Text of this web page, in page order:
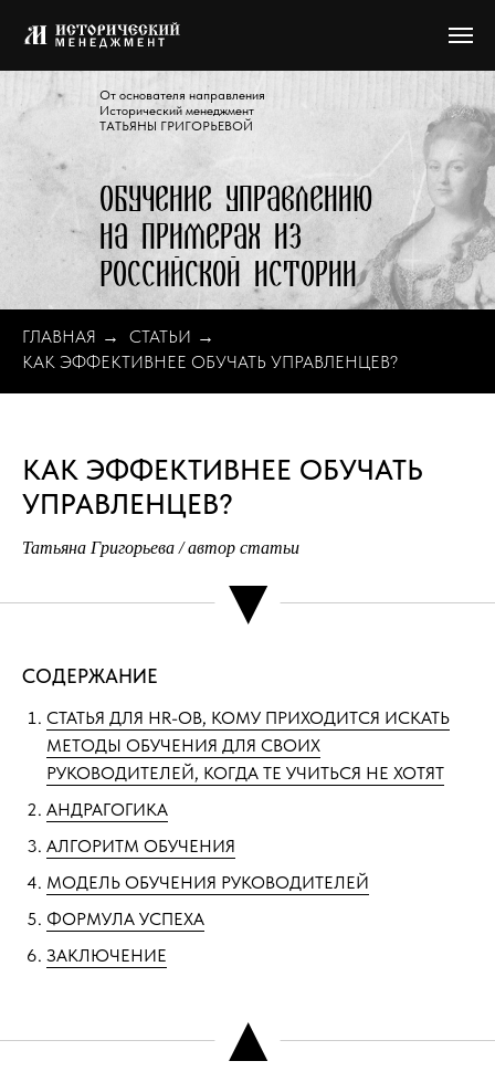
Обучение управлению
на примерах из
Российской истории
От основателя направления
Исторический менеджмент
ТАТЬЯНЫ ГРИГОРЬЕВОЙ
ГЛАВНАЯ → СТАТЬИ →
КАК ЭФФЕКТИВНЕЕ ОБУЧАТЬ УПРАВЛЕНЦЕВ?
КАК ЭФФЕКТИВНЕЕ ОБУЧАТЬ
УПРАВЛЕНЦЕВ?
Татьяна Григорьева / автор статьи
▼
СОДЕРЖАНИЕ
СТАТЬЯ ДЛЯ HR-ОВ, КОМУ ПРИХОДИТСЯ ИСКАТЬ
МЕТОДЫ ОБУЧЕНИЯ ДЛЯ СВОИХ
РУКОВОДИТЕЛЕЙ, КОГДА ТЕ УЧИТЬСЯ НЕ ХОТЯТ
АНДРАГОГИКА
АЛГОРИТМ ОБУЧЕНИЯ
МОДЕЛЬ ОБУЧЕНИЯ РУКОВОДИТЕЛЕЙ
ФОРМУЛА УСПЕХА
ЗАКЛЮЧЕНИЕ
▲